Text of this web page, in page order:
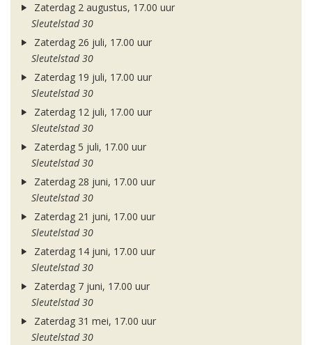
Zaterdag 2 augustus, 17.00 uur
Sleutelstad 30
Zaterdag 26 juli, 17.00 uur
Sleutelstad 30
Zaterdag 19 juli, 17.00 uur
Sleutelstad 30
Zaterdag 12 juli, 17.00 uur
Sleutelstad 30
Zaterdag 5 juli, 17.00 uur
Sleutelstad 30
Zaterdag 28 juni, 17.00 uur
Sleutelstad 30
Zaterdag 21 juni, 17.00 uur
Sleutelstad 30
Zaterdag 14 juni, 17.00 uur
Sleutelstad 30
Zaterdag 7 juni, 17.00 uur
Sleutelstad 30
Zaterdag 31 mei, 17.00 uur
Sleutelstad 30